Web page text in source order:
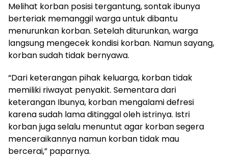
Melihat korban posisi tergantung, sontak ibunya
berteriak memanggil warga untuk dibantu
menurunkan korban. Setelah diturunkan, warga
langsung mengecek kondisi korban. Namun sayang,
korban sudah tidak bernyawa.
“Dari keterangan pihak keluarga, korban tidak
memiliki riwayat penyakit. Sementara dari
keterangan Ibunya, korban mengalami defresi
karena sudah lama ditinggal oleh istrinya. Istri
korban juga selalu menuntut agar korban segera
menceraikannya namun korban tidak mau
bercerai,” paparnya.